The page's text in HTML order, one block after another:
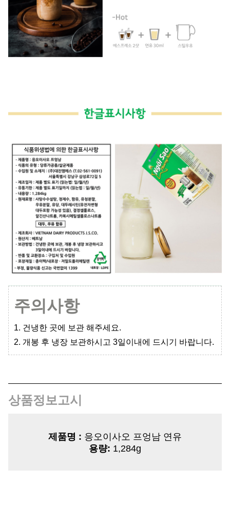
주의사항
1. 건냉한 곳에 보관 해주세요.
2. 개봉 후 냉장 보관하시고 3일이내에 드시기 바랍니다.
상품정보고시
제품명 : 응오이사오 프엉남 연유
용량: 1,284g